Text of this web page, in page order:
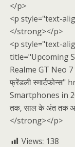
</p>
<p style="text-
</strong></p>
<p style="text-
title="Upcoming
Realme GT Neo
फ्रेंडली
Smartphones in
तक, साल के अंत तक
</strong></p>
Views: 138